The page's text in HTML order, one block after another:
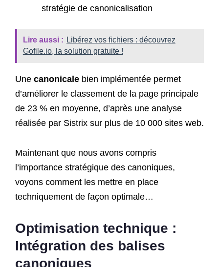
stratégie de canonicalisation
Lire aussi : Libérez vos fichiers : découvrez
Gofile.io, la solution gratuite !
Une canonicalebien implémentée permet
d’améliorer le classement de la page principale
de 23 % en moyenne, d’après une analyse
réalisée par Sistrix sur plus de 10 000 sites web.
Maintenant que nous avons compris
l’importance stratégique des canoniques,
voyons comment les mettre en place
techniquement de façon optimale…
Optimisation technique :
Intégration des balises
canoniques